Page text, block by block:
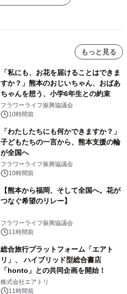
もっと見る
「私にも、お花を届けることはできま
すか？」熊本のおじいちゃん、おばあ
ちゃんを想う、小学6年生との約束
フラワーライフ振興協議会
10時間前
「わたしたちにも何かできますか？」
子どもたちの一言から、熊本支援の輪
が全国へ
フラワーライフ振興協議会
10時間前
【熊本から福岡、そして全国へ。花が
つなぐ希望のリレー】
フラワーライフ振興協議会
11時間前
総合旅行プラットフォーム「エアト
リ」、 ハイブリッド型総合書店
「honto」との共同企画を開始！
株式会社エアトリ
11時間前